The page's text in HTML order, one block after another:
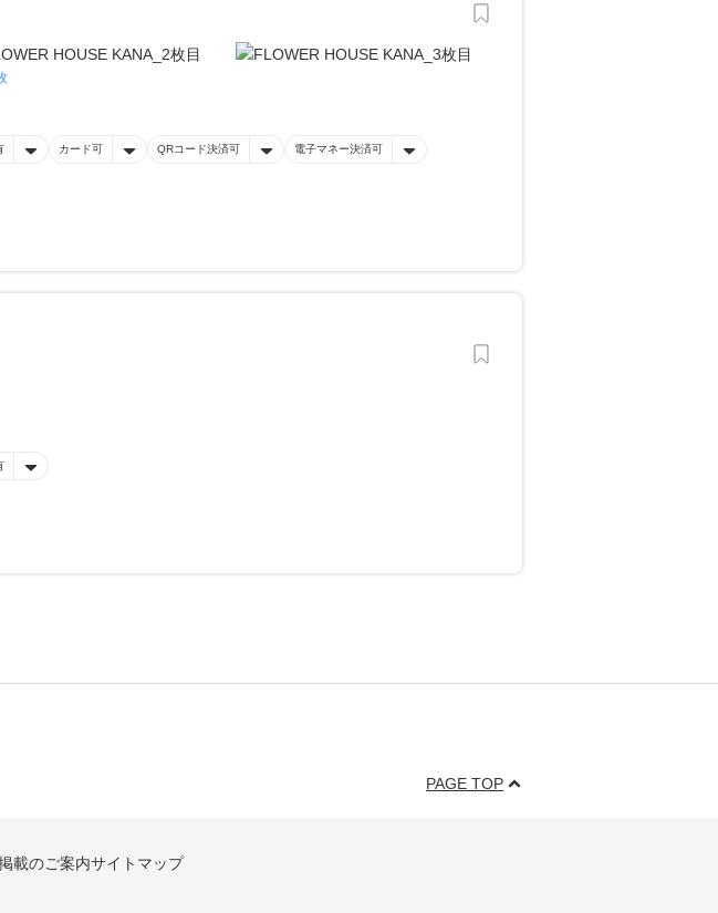
カード可 QRコード決済可 電子マネー決済可
PAGE TOP
載のご案内サイトマップ